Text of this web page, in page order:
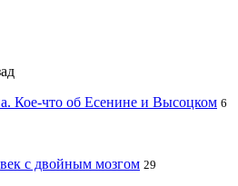
Кое-что об Есенине и Высоцком 6
с двойным мозгом 29